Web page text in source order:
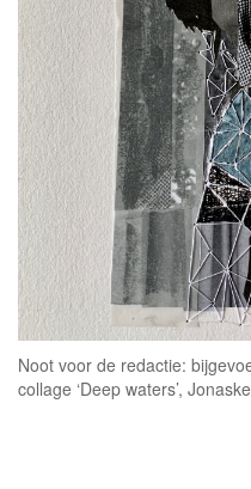
Noot voor de redactie:
collage ‘Deep waters’,